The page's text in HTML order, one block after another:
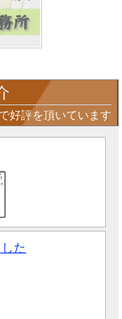
好評を頂いています
た